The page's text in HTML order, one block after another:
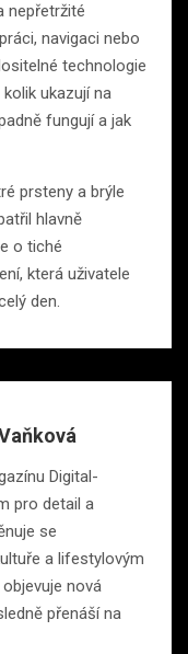
nepřetržité
navigaci nebo
technologie
ukazují na
fungují a jak
prsteny a brýle
hlavně
o tiché
která uživatele
den.
Digital-
pro detail a
se
a lifestylovým
nová
přenáší na